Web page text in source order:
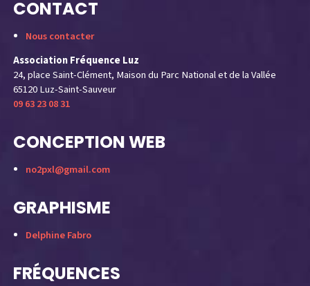
CONTACT
Nous contacter
Association Fréquence Luz
24, place Saint-Clément, Maison du Parc National et de la Vallée
65120 Luz-Saint-Sauveur
09 63 23 08 31
CONCEPTION WEB
no2pxl@gmail.com
GRAPHISME
Delphine Fabro
FRÉQUENCES